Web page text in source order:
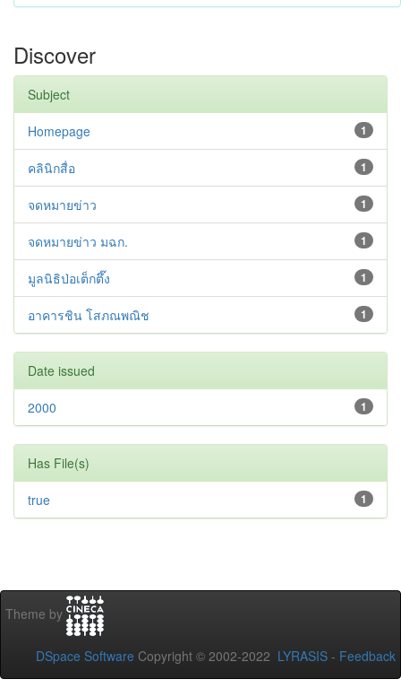
Discover
Subject
1
Homepage
1
คลินิกสื่อ
1
จดหมายข่าว
1
จดหมายข่าว มฉก.
1
มูลนิธิป่อเต็กตึ๊ง
1
อาคารชิน โสภณพณิช
Date issued
1
2000
Has File(s)
1
true
Theme by
DSpace Software Copyright © 2002-2022 LYRASIS - Feedback